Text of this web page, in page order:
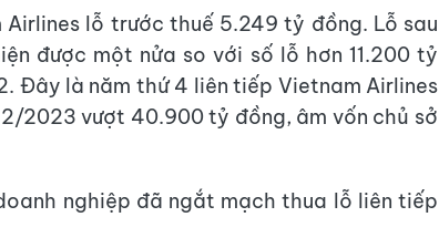
lỗ trước thuế 5.249 tỷ đồng. Lỗ sau
được một nửa so với số lỗ hơn 11.200 tỷ
Đây là năm thứ 4 liên tiếp Vietnam Airlines
2023 vượt 40.900 tỷ đồng, âm vốn chủ sở
nghiệp đã ngắt mạch thua lỗ liên tiếp